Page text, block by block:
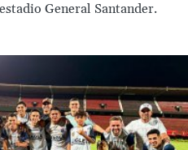
General Santander.